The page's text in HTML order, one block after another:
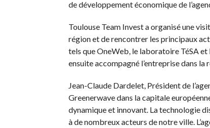
de développement économique de
Toulouse Team Invest a organisé une
région et de rencontrer les principaux
tels que OneWeb, le laboratoire TéSA
ensuite accompagné l’entreprise dans
Jean-Claude Dardelet, Président de
Greenerwave dans la capitale
dynamique et innovant. La technologie
à de nombreux acteurs de notre ville.